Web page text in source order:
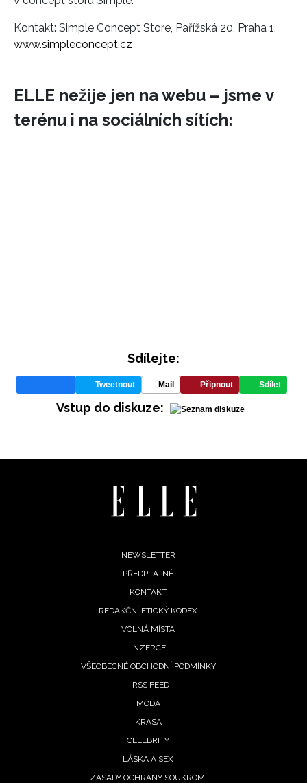
Kontakt: Simple Concept Store, Pařížská 20, Praha 1,
www.simpleconcept.cz
ELLE nežije jen na webu – jsme v
terénu i na sociálních sítích:
Sdílejte:
Tweetnout Mail Připnout Sdílet
Vstup do diskuze:
NEWSLETTER
PŘEDPLATNÉ
KONTAKT
REDAKČNÍ ETICKÝ KODEX
VOLNÁ MÍSTA
INZERCE
VŠEOBECNÉ OBCHODNÍ PODMÍNKY
RSS FEED
MÓDA
KRÁSA
CELEBRITY
LÁSKA A SEX
ZÁSADY OCHRANY SOUKROMÍ